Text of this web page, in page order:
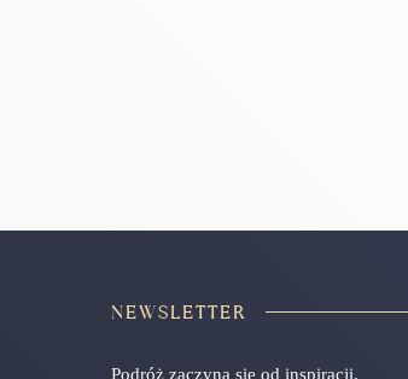
NEWSLETTER
Podróż zaczyna się od inspiracji.